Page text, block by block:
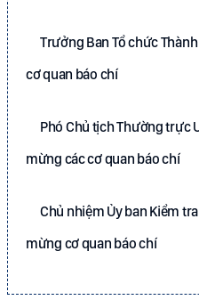
Trưởng Ban Tổ chức
cơ quan báo chí
Phó Chủ tịch Thường trực
mừng các cơ quan báo chí
Chủ nhiệm Ủy ban Kiểm
mừng cơ quan báo chí